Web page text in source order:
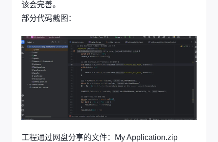
该会完善。
部分代码截图：
工程通过网盘分享的文件：My Application.zip